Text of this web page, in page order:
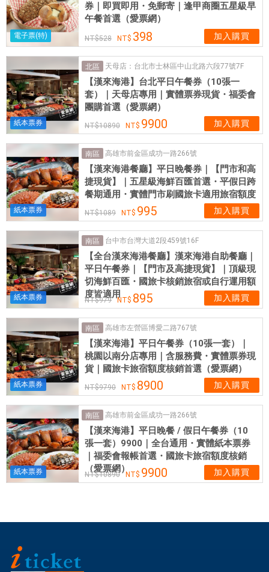
細
的
紹
菜
品
種
豐
富
：
漢
來
廳
提
供
多
樣
的
中
海
鮮
料
理
，
電子票(特)
券｜即買即用・免郵寄｜逢甲商圈五星級早
午餐首選（愛票網）
528 398 加入購買
紙本票券
北區 天母店：台北市士林區中山北路六段77號7F
【漢來海港】台北平日午餐券（10張一
套）｜天母店專用｜實體票券現貨・福委會
團購首選（愛票網）
10890 9900 加入購買
紙本票券
南區 高雄市前金區成功一路266號
【漢來海港餐廳】平日晚餐券｜【門市和高
捷現貨】｜五星級海鮮百匯首選・平假日跨
餐期通用・實體門市刷國旅卡適用旅宿額度
1089 995 加入購買
紙本票券
南區 台中市台灣大道2段459號16F
【全台漢來海港餐廳】漢來海港自助餐廳｜
平日午餐券｜【門市及高捷現貨】｜頂級現
切海鮮百匯・國旅卡核銷旅宿或自行運用額
度皆適用
979 895 加入購買
紙本票券
南區 高雄市左營區博愛二路767號
【漢來海港】平日午餐券（10張一套）｜
桃園以南分店專用｜含服務費・實體票券現
貨｜國旅卡旅宿額度核銷首選（愛票網）
9790 8900 加入購買
紙本票券
南區 高雄市前金區成功一路266號
【漢來海港】平日晚餐 / 假日午餐券（10
張一套）9900｜全台通用・實體紙本票券
｜福委會報帳首選・國旅卡旅宿額度核銷
（愛票網）
10890 9900 加入購買